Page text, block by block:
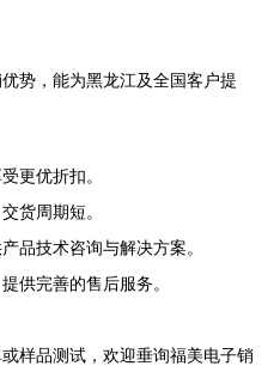
势，能为黑龙江及全国客户提
更优折扣。
货周期短。
产品技术咨询与解决方案。
供完善的售后服务。
样品测试，欢迎垂询福美电子销